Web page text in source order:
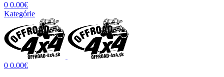
0 0.00€
Kategórie
0 0.00€